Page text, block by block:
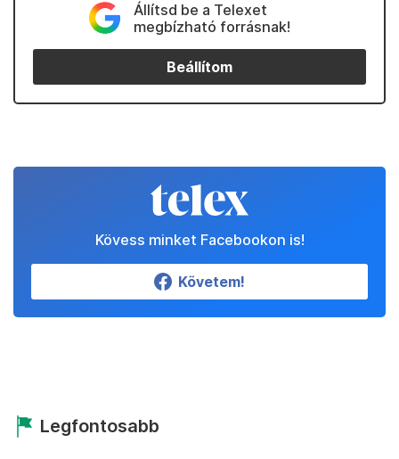
Állítsd be a Telexet
megbízható forrásnak!
Beállítom
Kövess minket Facebookon is!
Követem!
Legfontosabb